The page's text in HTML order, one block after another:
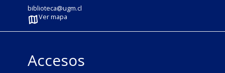
biblioteca@ugm.cl
Ver mapa
Accesos